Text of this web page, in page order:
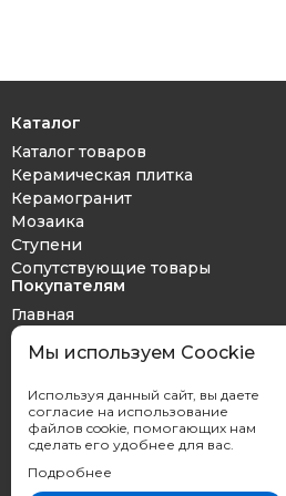
Каталог
Каталог товаров
Керамическая плитка
Керамогранит
Мозаика
Ступени
Сопутствующие товары
Покупателям
Главная
Дизайн проект
Оплата и доставка
Контакты
Вы принимаете условияполитики в
Мы используем Coockie
Используя данный сайт, вы даете
согласие на использование
файлов cookie, помогающих нам
сделать его удобнее для вас.
Подробнее